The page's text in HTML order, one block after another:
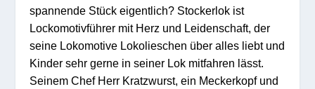
spannende Stück eigentlich? Stockerlok ist
Lockomotivführer mit Herz und Leidenschaft, der
seine Lokomotive Lokolieschen über alles liebt und
Kinder sehr gerne in seiner Lok mitfahren lässt.
Seinem Chef Herr Kratzwurst, ein Meckerkopf und